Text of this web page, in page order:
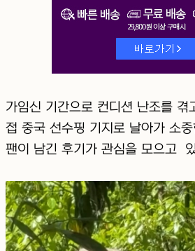
가임신 기간으로 컨디션 난조를 겪
접 중국 선수핑 기지로 날아가 소
팬이 남긴 후기가 관심을 모으고